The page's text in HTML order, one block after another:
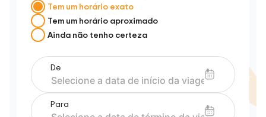
Tem um horário exato
Tem um horário aproximado
Ainda não tenho certeza
De
Para